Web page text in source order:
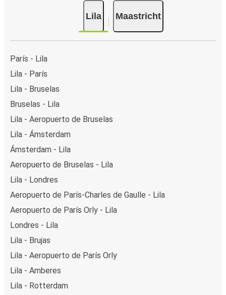
Lila Maastricht
París - Lila
Lila - París
Lila - Bruselas
Bruselas - Lila
Lila - Aeropuerto de Bruselas
Lila - Ámsterdam
Ámsterdam - Lila
Aeropuerto de Bruselas - Lila
Lila - Londres
Aeropuerto de París-Charles de Gaulle - Lila
Aeropuerto de París Orly - Lila
Londres - Lila
Lila - Brujas
Lila - Aeropuerto de París Orly
Lila - Amberes
Lila - Rotterdam